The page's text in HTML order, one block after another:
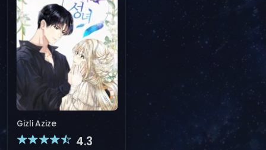
Gizli Azize
4.3